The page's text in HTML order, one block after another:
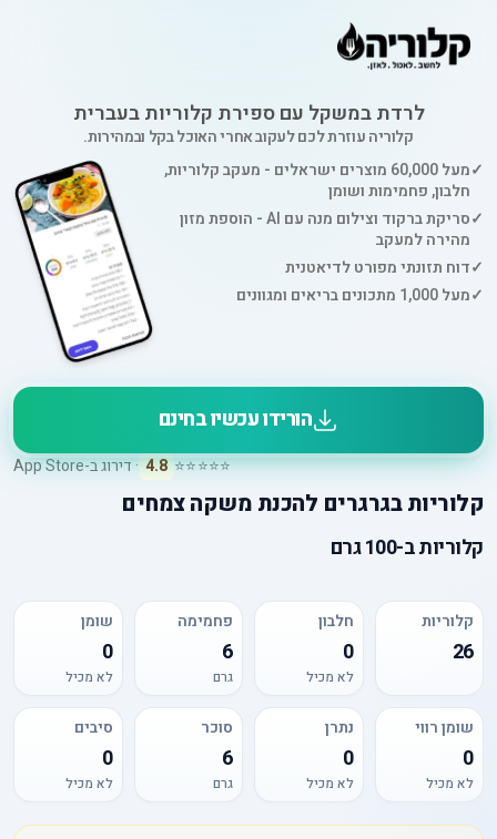
לרדת במשקל עם ספירת קלוריות בעברית
קלוריה עוזרת לכם לעקוב אחרי האוכל בקל ובמהירות.
✓
מעל 60,000 מוצרים ישראלים - מעקב קלוריות,
חלבון, פחמימות ושומן
✓
סריקת ברקוד וצילום מנה עם AI - הוספת מזון
מהירה למעקב
✓דוח תזונתי מפורט לדיאטנית
✓מעל 1,000 מתכונים בריאים ומגוונים
הורידו עכשיו בחינם
⭐⭐⭐⭐⭐
4.8 · דירוג ב-App Store
קלוריותבגרגרים להכנת משקה צמחים
קלוריותב-100 גרם
קלוריות
26
חלבון
0
לא מכיל
פחמימה
6
גרם
שומן
0
לא מכיל
שומן רווי
0
לא מכיל
נתרן
0
לא מכיל
סוכר
6
גרם
סיבים
0
לא מכיל